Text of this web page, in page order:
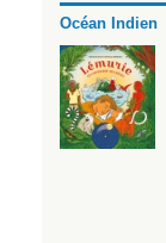
Océan Indien